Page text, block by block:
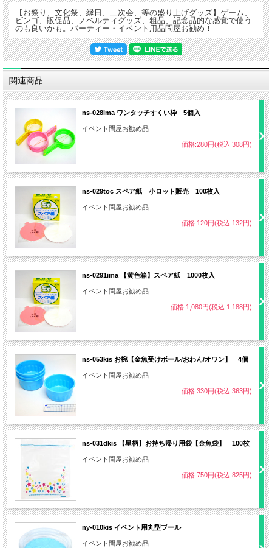
水に浮く人気な浮き物シリーズ。すくい用に最適！！
■サイズ W40*H2.5*D40ｍm
■色柄アソート。
【お祭り、文化祭、縁日、二次会、等の盛り上げグッズ】ゲーム、
ビンゴ、販促品、ノベルティグッズ、粗品、記念品的な感覚で使う
のも良いかも。パーティー・イベント用品問屋お勧め！
関連商品
ns-028ima ワンタッチすくい枠 5個入
イベント問屋お勧め品
価格:280円(税込 308円)
ns-029toc スペア紙 小ロット販売 100枚入
イベント問屋お勧め品
価格:120円(税込 132円)
ns-0291ima 【黄色箱】スペア紙 1000枚入
イベント問屋お勧め品
価格:1,080円(税込 1,188円)
ns-053kis お椀【金魚受けボール/おわん/オワン】 4個
イベント問屋お勧め品
価格:330円(税込 363円)
ns-031dkis 【星柄】お持ち帰り用袋【金魚袋】 100枚
イベント問屋お勧め品
価格:750円(税込 825円)
ny-010kis イベント用丸型プール
イベント問屋お勧め品